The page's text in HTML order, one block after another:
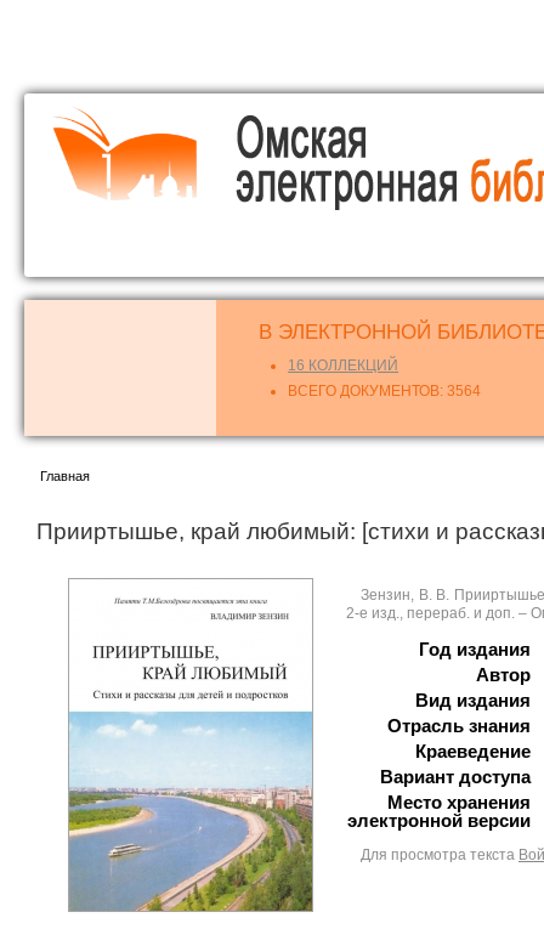
В ЭЛЕКТРОННОЙ
16 КОЛЛЕКЦИЙ
ВСЕГО ДОКУМЕНТОВ: 3564
Вы здесь
Главная
Прииртышье, край любимый: [стихи и
Зензин, В. В.
2-е изд., перераб. и доп. –
Год издания
Автор
Вид издания
Отрасль знания
Краеведение
Вариант доступа
Место хранения
электронной версии
Для просмотра текста